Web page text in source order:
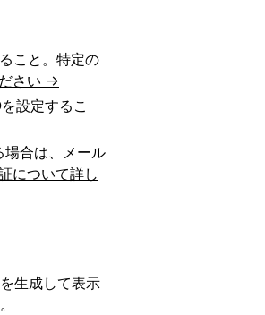
こと。特定の
さい →
設定するこ
場合は、メール
について詳し
生成して表示